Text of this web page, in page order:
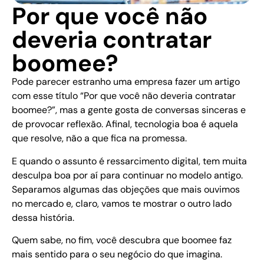
Por que você não
deveria contratar
boomee?
Pode parecer estranho uma empresa fazer um artigo
com esse título “Por que você não deveria contratar
boomee?”, mas a gente gosta de conversas sinceras e
de provocar reflexão. Afinal, tecnologia boa é aquela
que resolve, não a que fica na promessa.
E quando o assunto é ressarcimento digital, tem muita
desculpa boa por aí para continuar no modelo antigo.
Separamos algumas das objeções que mais ouvimos
no mercado e, claro, vamos te mostrar o outro lado
dessa história.
Quem sabe, no fim, você descubra que boomee faz
mais sentido para o seu negócio do que imagina.